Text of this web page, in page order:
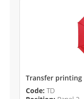
Transfer printing
Code: TD